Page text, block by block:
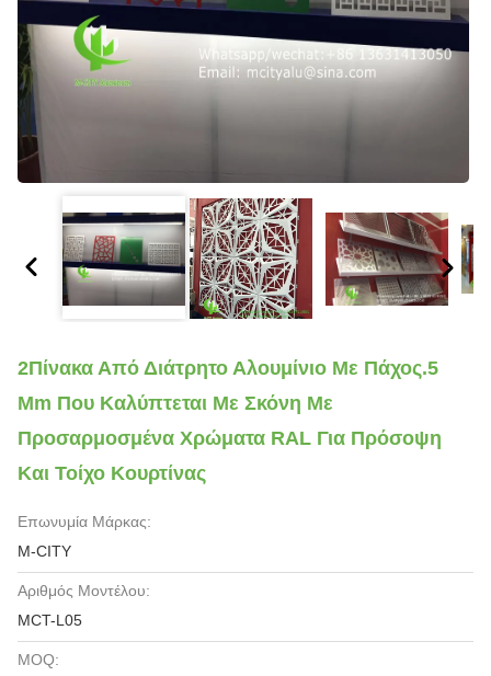
2Πίνακα Από Διάτρητο Αλουμίνιο Με Πάχος.5
Mm Που Καλύπτεται Με Σκόνη Με
Προσαρμοσμένα Χρώματα RAL Για Πρόσοψη
Και Τοίχο Κουρτίνας
Επωνυμία Μάρκας:
M-CITY
Αριθμός Μοντέλου:
MCT-L05
MOQ: